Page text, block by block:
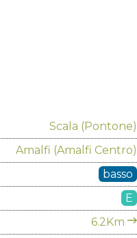
Scala (Pontone)
Amalfi (Amalfi Centro)
basso
E
6.2Km